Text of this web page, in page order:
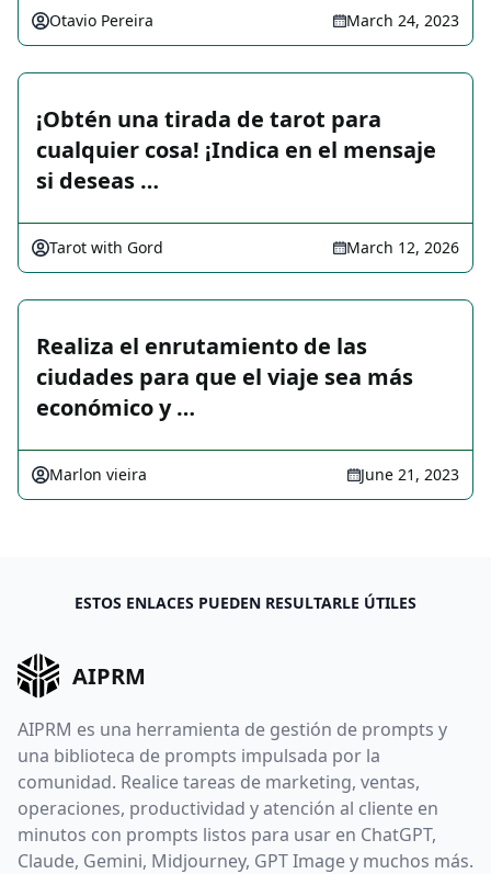
Otavio Pereira March 24, 2023
¡Obtén una tirada de tarot para
cualquier cosa! ¡Indica en el mensaje
si deseas …
Tarot with Gord March 12, 2026
Realiza el enrutamiento de las
ciudades para que el viaje sea más
económico y …
Marlon vieira June 21, 2023
ESTOS ENLACES PUEDEN RESULTARLE ÚTILES
AIPRM
AIPRM es una herramienta de gestión de prompts y
una biblioteca de prompts impulsada por la
comunidad. Realice tareas de marketing, ventas,
operaciones, productividad y atención al cliente en
minutos con prompts listos para usar en ChatGPT,
Claude, Gemini, Midjourney, GPT Image y muchos más.